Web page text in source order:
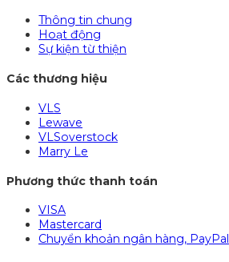
Thông tin chung
Hoạt động
Sự kiện từ thiện
Các thương hiệu
VLS
Lewave
VLSoverstock
Marry Le
Phương thức thanh toán
VISA
Mastercard
Chuyển khoản ngân hàng, PayPal